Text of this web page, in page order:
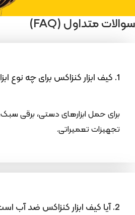
سوالات متداول (FAQ)
1. کیف ابزار کنزاکس برای چه نوع ابزارهایی مناسب است؟
برای حمل ابزارهای دستی، برقی
تجهیزات تعمیراتی.
2. آیا کیف ابزار کنزاکس ضد آب است؟